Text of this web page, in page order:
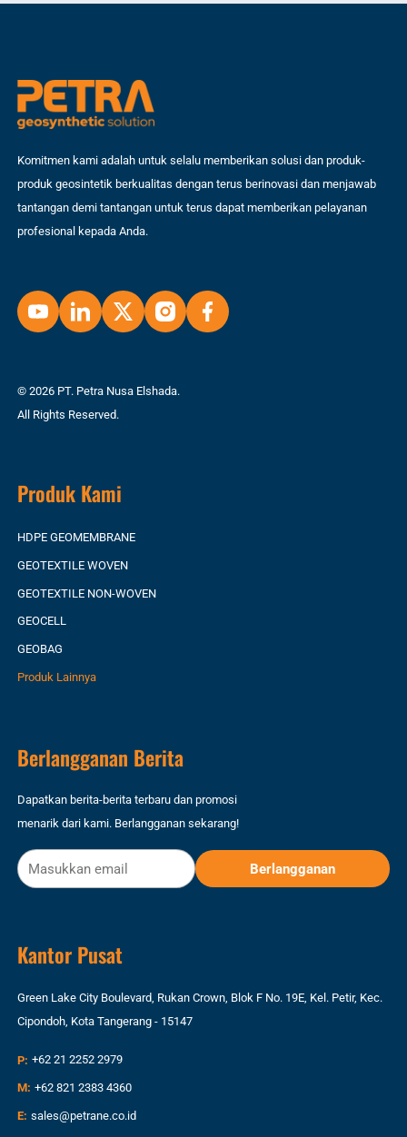
Komitmen kami adalah untuk selalu memberikan solusi dan produk-
produk geosintetik berkualitas dengan terus berinovasi dan menjawab
tantangan demi tantangan untuk terus dapat memberikan pelayanan
profesional kepada Anda.
© 2026 PT. Petra Nusa Elshada.
All Rights Reserved.
Produk Kami
HDPE GEOMEMBRANE
GEOTEXTILE WOVEN
GEOTEXTILE NON-WOVEN
GEOCELL
GEOBAG
Produk Lainnya
Berlangganan Berita
Dapatkan berita-berita terbaru dan promosi
menarik dari kami. Berlangganan sekarang!
Kantor Pusat
Green Lake City Boulevard, Rukan Crown, Blok F No. 19E, Kel. Petir, Kec.
Cipondoh, Kota Tangerang - 15147
P: +62 21 2252 2979
M: +62 821 2383 4360
E: sales@petrane.co.id